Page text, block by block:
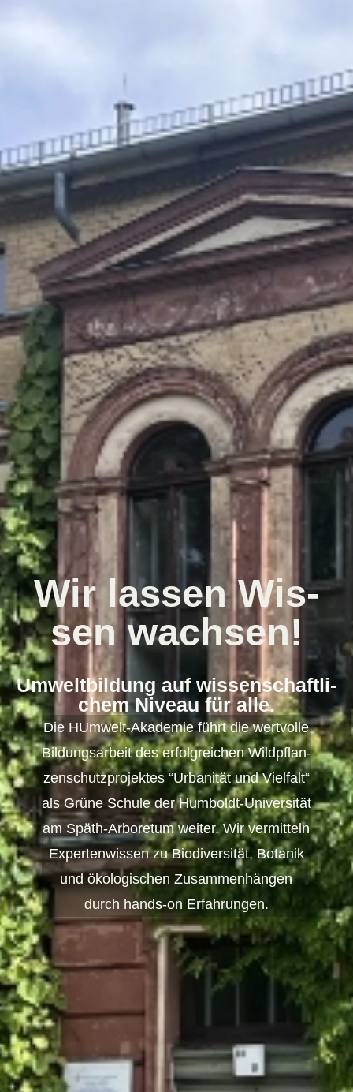
Wir las­sen Wis­
sen wachsen!
Um­welt­bil­dung auf wis­sen­schaft­li­
chem Ni­veau für alle.
Die HUm­welt-Aka­de­mie führt die wert­vol­le
Bil­dungs­ar­beit des er­folg­rei­chen Wild­pflan­
zen­schutz­pro­jek­tes “Ur­ba­ni­tät und Viel­falt“
als Grü­ne Schu­le der Hum­boldt-Uni­ver­si­tät
am Späth-Ar­bo­re­tum wei­ter. Wir ver­mit­teln
Ex­per­ten­wis­sen zu Bio­di­ver­si­tät, Bo­ta­nik
und öko­lo­gi­schen Zu­sam­men­hän­gen
durch hands-on Erfahrungen.